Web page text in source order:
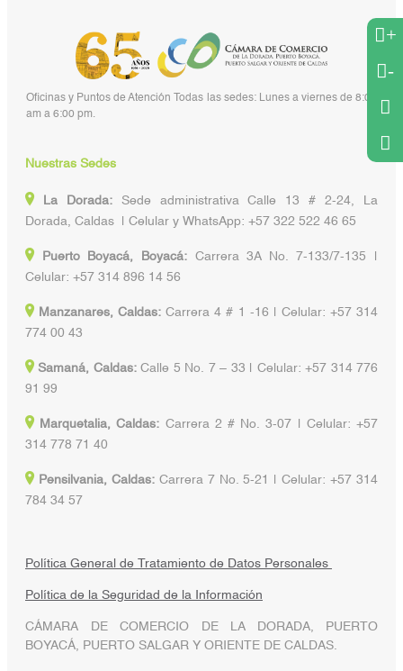
+
-
Oficinas y Puntos de Atención Todas las sedes: Lunes a viernes de 8:00
am a 6:00 pm.
Nuestras Sedes
La Dorada:Sede administrativa Calle 13 # 2-24, La
Dorada, Caldas | Celular y WhatsApp: +57 322 522 46 65
Puerto Boyacá, Boyacá:Carrera 3A No. 7-133/7-135 |
Celular: +57 314 896 14 56
Manzanares, Caldas: Carrera 4 # 1 -16 | Celular: +57 314
774 00 43
Samaná, Caldas:Calle 5 No. 7 – 33 | Celular: +57 314 776
91 99
Marquetalia, Caldas: Carrera 2 # No. 3-07 | Celular: +57
314 778 71 40
Pensilvania, Caldas:Carrera 7 No. 5-21 | Celular: +57 314
784 34 57
Política General de Tratamiento de Datos Personales
Política de la Seguridad de la Información
CÁMARA DE COMERCIO DE LA DORADA, PUERTO
BOYACÁ, PUERTO SALGAR Y ORIENTE DE CALDAS.